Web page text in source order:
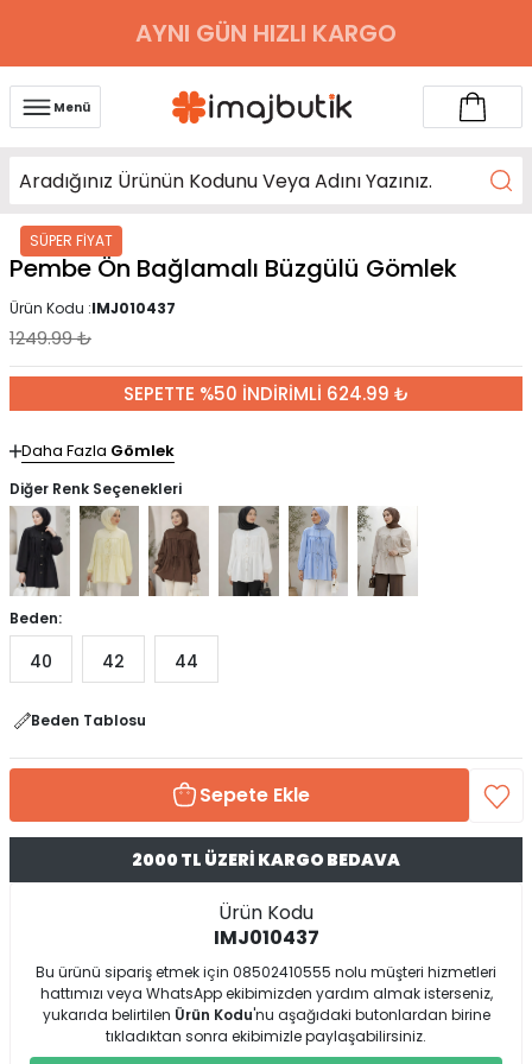
AYNI GÜN HIZLI KARGO
Menü
SÜPER FİYAT
Pembe Ön Bağlamalı Büzgülü Gömlek
Ürün Kodu :IMJ010437
1249.99₺
SEPETTE %50 İNDİRİMLİ 624.99 ₺
Daha Fazla Gömlek
Diğer Renk Seçenekleri
Beden:
40 42 44
Beden Tablosu
Sepete Ekle
2000 TL ÜZERİ KARGO BEDAVA
Ürün Kodu
IMJ010437
Bu ürünü sipariş etmek için 08502410555 nolu müşteri hizmetleri
hattımızı veya WhatsApp ekibimizden yardım almak isterseniz,
yukarıda belirtilen Ürün Kodu'nu aşağıdaki butonlardan birine
tıkladıktan sonra ekibimizle paylaşabilirsiniz.